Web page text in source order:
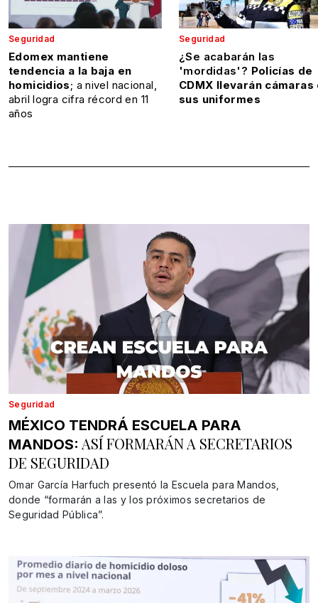
Seguridad
Edomex mantiene
tendencia a la baja en
homicidios; a nivel nacional,
abril logra cifra récord en 11
años
Seguridad
¿Se acabarán las
'mordidas'? Policías de
CDMX llevarán cámaras
sus uniformes
Seguridad
MÉXICO TENDRÁ ESCUELA PARA
MANDOS: ASÍ FORMARÁN A SECRETARIOS
DE SEGURIDAD
Omar García Harfuch presentó la Escuela para Mandos,
donde “formarán a las y los próximos secretarios de
Seguridad Pública”.